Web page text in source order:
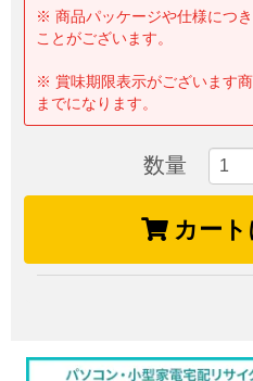
※ 商品パッケージや仕様につ
ことがございます。
※ 賞味期限表示がございます
までになります。
数量
カー